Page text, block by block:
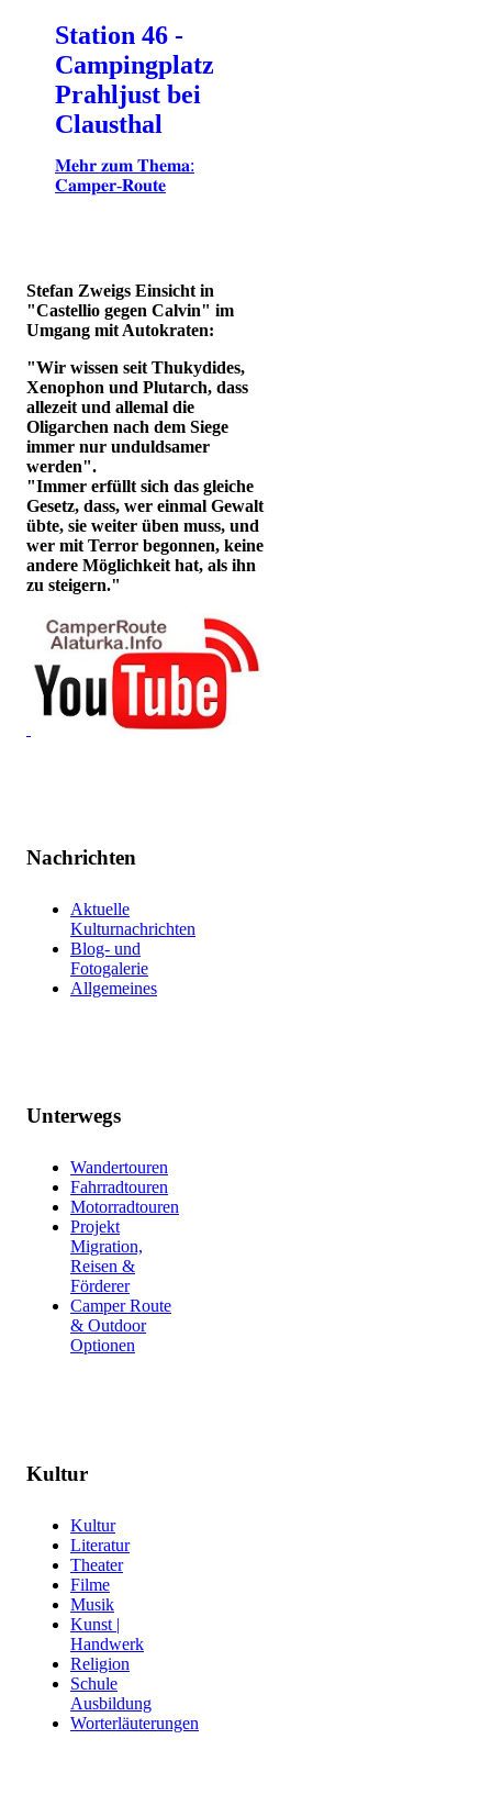
Station 46 -
Campingplatz
Prahljust bei
Clausthal
𝐌𝐞𝐡𝐫 𝐳𝐮𝐦 𝐓𝐡𝐞𝐦𝐚:
𝐂𝐚𝐦𝐩𝐞𝐫-𝐑𝐨𝐮𝐭𝐞
Stefan Zweigs Einsicht in
"Castellio gegen Calvin" im
Umgang mit Autokraten:
"Wir wissen seit Thukydides,
Xenophon und Plutarch, dass
allezeit und allemal die
Oligarchen nach dem Siege
immer nur unduldsamer
werden".
"Immer erfüllt sich das gleiche
Gesetz, dass, wer einmal Gewalt
übte, sie weiter üben muss, und
wer mit Terror begonnen, keine
andere Möglichkeit hat, als ihn
zu steigern."
Nachrichten
Aktuelle
Kulturnachrichten
Blog- und
Fotogalerie
Allgemeines
Unterwegs
Wandertouren
Fahrradtouren
Motorradtouren
Projekt
Migration,
Reisen &
Förderer
Camper Route
& Outdoor
Optionen
Kultur
Kultur
Literatur
Theater
Filme
Musik
Kunst |
Handwerk
Religion
Schule
Ausbildung
Worterläuterungen